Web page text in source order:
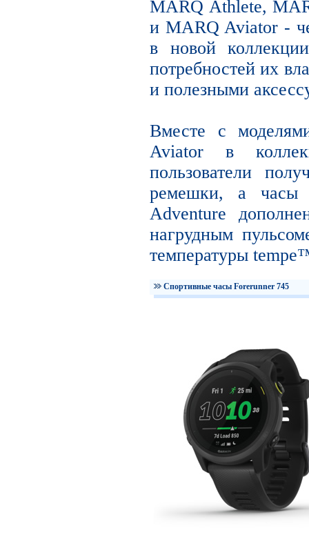
MARQ Athlete,
и MARQ Aviator -
в новой
потребностей их
и полезными
Вместе с
Aviator в
пользователи
ремешки, а
Adventure
нагрудным
температуры
Спортивные часы Forerunner 745